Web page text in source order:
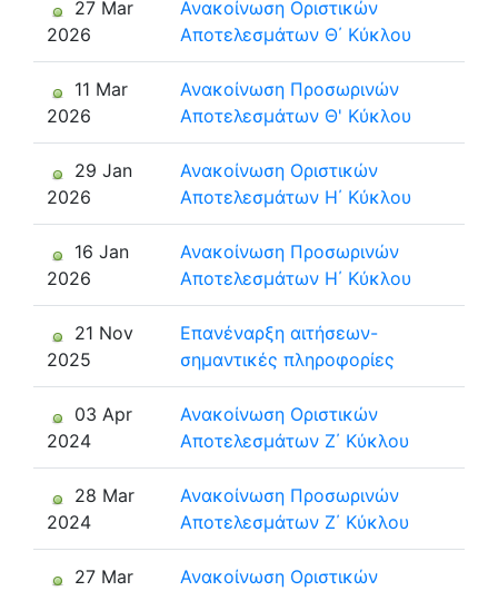
27 Mar
2026
Ανακοίνωση Οριστικών
Αποτελεσμάτων Θ΄ Κύκλου
11 Mar
2026
Ανακοίνωση Προσωρινών
Αποτελεσμάτων Θ' Κύκλου
29 Jan
2026
Ανακοίνωση Οριστικών
Αποτελεσμάτων Η΄ Κύκλου
16 Jan
2026
Ανακοίνωση Προσωρινών
Αποτελεσμάτων Η΄ Κύκλου
21 Nov
2025
Eπανέναρξη αιτήσεων-
σημαντικές πληροφορίες
03 Apr
2024
Ανακοίνωση Οριστικών
Αποτελεσμάτων Ζ΄ Κύκλου
28 Mar
2024
Ανακοίνωση Προσωρινών
Αποτελεσμάτων Ζ΄ Κύκλου
27 Mar
Ανακοίνωση Οριστικών